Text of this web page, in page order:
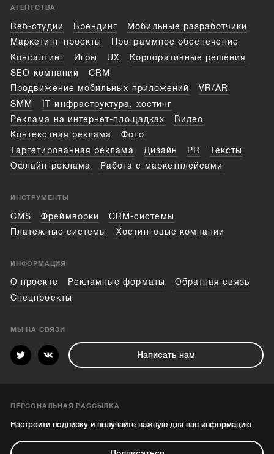
АГЕНТСТВА
Веб-студии Брендинг
Мобильные разработчики
Маркетинг-проекты
Программное обеспечение
Консалтинг
Игры UX
Корпоративные решения
SEO-компании
CRM
Продвижение мобильных приложений
VR/AR
SMM
IT-инфраструктура, хостинг
Реклама на интернет-площадках
Видео
Контекстная реклама
Фото
Таргетированная реклама
Дизайн PR
Тексты
Офлайн-реклама
Работа с маркетплейсами
ИНСТРУМЕНТЫ
CMS Фреймворки
CRM-системы
Платежные системы
Хостинговые компании
ИНФОРМАЦИЯ
О проекте Рекламные форматы
Обратная связь
Спецпроекты
МЫ НА СВЯЗИ
Написать нам
ПЕРСОНАЛЬНАЯ РАССЫЛКА
Настройти подписку и получайте важную для вас информацию